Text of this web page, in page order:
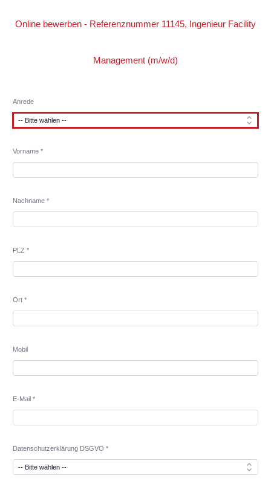
Online bewerben - Referenznummer 11145, Ingenieur Facility
Management (m/w/d)
Anrede
Vorname *
Nachname *
PLZ *
Ort *
Mobil
E-Mail *
Datenschutzerklärung DSGVO *